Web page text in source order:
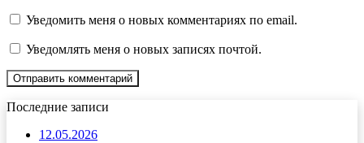
Уведомить меня о новых комментариях по email.
Уведомлять меня о новых записях почтой.
Последние записи
12.05.2026